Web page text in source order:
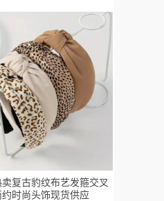
卖复古豹纹布艺发箍交叉
时尚头饰现货供应